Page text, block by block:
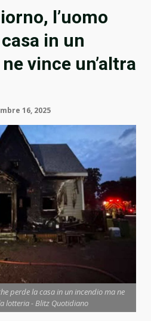
l’uomo
in un
vince un’altra
16, 2025
perde la casa in un incendio ma ne
lotteria - Blitz Quotidiano